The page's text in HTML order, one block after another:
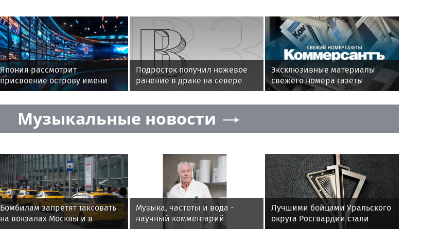
Япония рассмотрит
присвоение острову имени
разведчика Рихарда Зорге
Подросток получил ножевое
ранение в драке на севере
Москвы
Эксклюзивные материалы
свежего номера газеты
«Коммерсантъ»:
Музыкальные новости
Бомбилам запретят таксовать
на вокзалах Москвы и в
аэропорту «Внуково»
Музыка, частоты и вода -
научный комментарий
Алексея Горшкова
Лучшими бойцами Уральского
округа Росгвардии стали
военнослужащие озерского